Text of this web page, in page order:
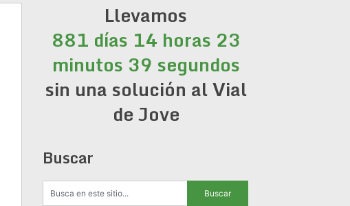
Llevamos
881 días 14 horas 23
minutos 40 segundos
sin una solución al Vial
de Jove
Buscar